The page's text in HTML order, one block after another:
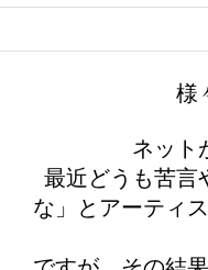
様
ネット
最近どうも苦言
な」とアーティ